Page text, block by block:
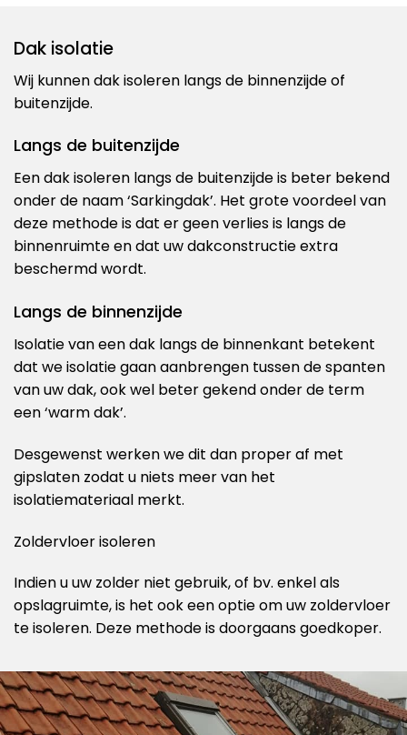
Dak isolatie
Wij kunnen dak isoleren langs de binnenzijde of
buitenzijde.
Langs de buitenzijde
Een dak isoleren langs de buitenzijde is beter bekend
onder de naam ‘Sarkingdak’. Het grote voordeel van
deze methode is dat er geen verlies is langs de
binnenruimte en dat uw dakconstructie extra
beschermd wordt.
Langs de binnenzijde
Isolatie van een dak langs de binnenkant betekent
dat we isolatie gaan aanbrengen tussen de spanten
van uw dak, ook wel beter gekend onder de term
een ‘warm dak’.
Desgewenst werken we dit dan proper af met
gipslaten zodat u niets meer van het
isolatiemateriaal merkt.
Zoldervloer isoleren
Indien u uw zolder niet gebruik, of bv. enkel als
opslagruimte, is het ook een optie om uw zoldervloer
te isoleren. Deze methode is doorgaans goedkoper.